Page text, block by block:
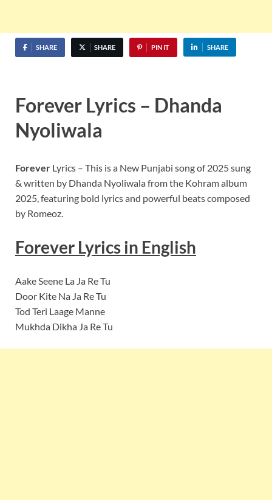
SHARE SHARE PIN IT SHARE
Forever Lyrics – Dhanda
Nyoliwala
Forever Lyrics – This is a New Punjabi song of 2025 sung
& written by Dhanda Nyoliwala from the Kohram album
2025, featuring bold lyrics and powerful beats composed
by Romeoz.
Forever Lyrics in English
Aake Seene La Ja Re Tu
Door Kite Na Ja Re Tu
Tod Teri Laage Manne
Mukhda Dikha Ja Re Tu